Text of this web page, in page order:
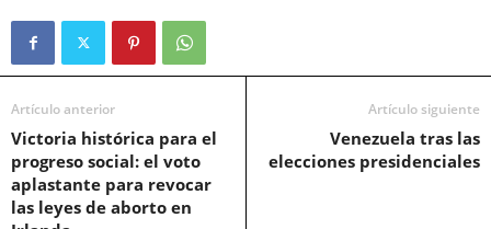
Artículo anterior
Victoria histórica para el
progreso social: el voto
aplastante para revocar
las leyes de aborto en
Artículo siguiente
Venezuela tras las
elecciones presidenciales